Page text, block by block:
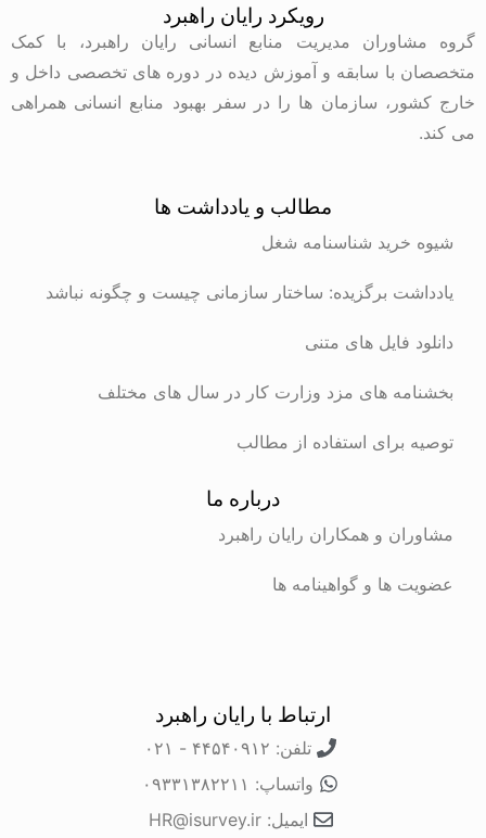
رویکرد رایان راهبرد
گروه مشاوران مدیریت منابع انسانی رایان راهبرد، با کمک
متخصصان با سابقه و آموزش دیده در دوره های تخصصی داخل و
خارج کشور، سازمان ها را در سفر بهبود منابع انسانی همراهی
می کند.
مطالب و یادداشت ها
شیوه خرید شناسنامه شغل
یادداشت برگزیده: ساختار سازمانی چیست و چگونه نباشد
دانلود فایل های متنی
بخشنامه های مزد وزارت کار در سال های مختلف
توصیه برای استفاده از مطالب
درباره ما
مشاوران و همکاران رایان راهبرد
عضویت ها و گواهینامه ها
ارتباط با رایان راهبرد
تلفن: ۴۴۵۴۰۹۱۲ - ۰۲۱
واتساپ: ۰۹۳۳۱۳۸۲۲۱۱
ایمیل: HR@isurvey.ir